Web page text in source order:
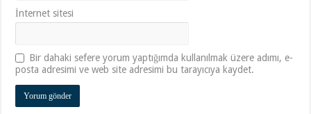
İnternet sitesi
Bir dahaki sefere yorum yaptığımda kullanılmak üzere adımı, e-
posta adresimi ve web site adresimi bu tarayıcıya kaydet.